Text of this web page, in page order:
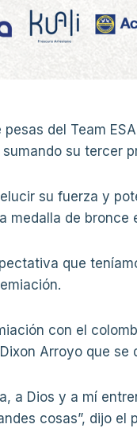
del Team
su tercer
su fuerza y
medalla de
que
con el
Arroyo que
a Dios y a mí
cosas”, dijo el